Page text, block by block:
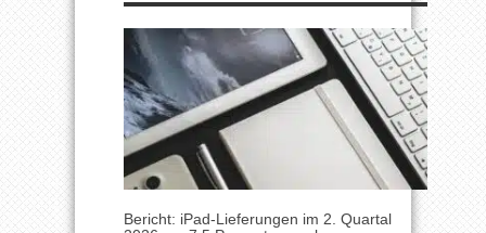
Bericht: iPad-Lieferungen im 2. Quartal